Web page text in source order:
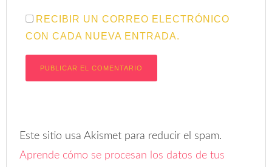
RECIBIR UN CORREO ELECTRÓNICO
CON CADA NUEVA ENTRADA.
Este sitio usa Akismet para reducir el spam.
Aprende cómo se procesan los datos de tus